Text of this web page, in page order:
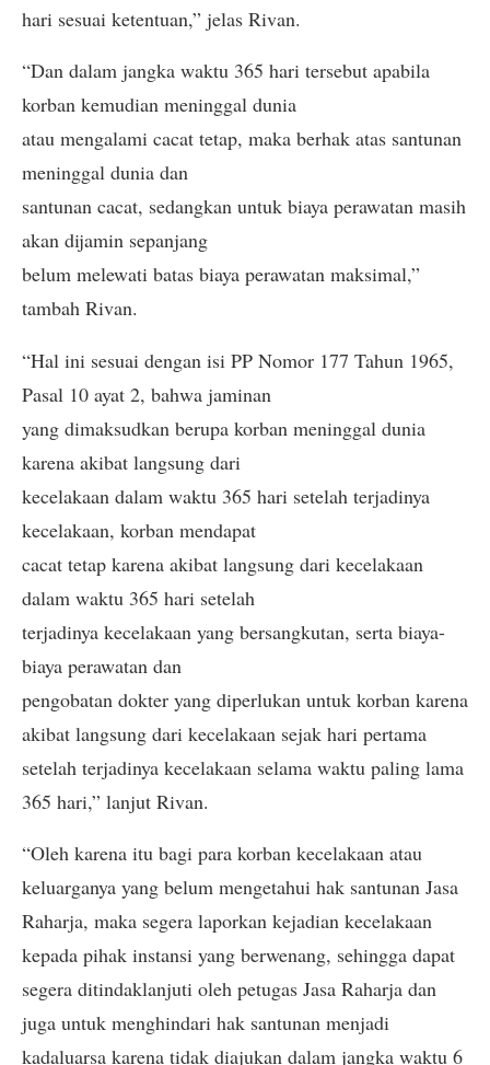
hari sesuai ketentuan,” jelas Rivan.
“Dan dalam jangka waktu 365 hari tersebut apabila
korban kemudian meninggal dunia
atau mengalami cacat tetap, maka berhak atas santunan
meninggal dunia dan
santunan cacat, sedangkan untuk biaya perawatan masih
akan dijamin sepanjang
belum melewati batas biaya perawatan maksimal,”
tambah Rivan.
“Hal ini sesuai dengan isi PP Nomor 177 Tahun 1965,
Pasal 10 ayat 2, bahwa jaminan
yang dimaksudkan berupa korban meninggal dunia
karena akibat langsung dari
kecelakaan dalam waktu 365 hari setelah terjadinya
kecelakaan, korban mendapat
cacat tetap karena akibat langsung dari kecelakaan
dalam waktu 365 hari setelah
terjadinya kecelakaan yang bersangkutan, serta biaya-
biaya perawatan dan
pengobatan dokter yang diperlukan untuk korban karena
akibat langsung dari kecelakaan sejak hari pertama
setelah terjadinya kecelakaan selama waktu paling lama
365 hari,” lanjut Rivan.
“Oleh karena itu bagi para korban kecelakaan atau
keluarganya yang belum mengetahui hak santunan Jasa
Raharja, maka segera laporkan kejadian kecelakaan
kepada pihak instansi yang berwenang, sehingga dapat
segera ditindaklanjuti oleh petugas Jasa Raharja dan
juga untuk menghindari hak santunan menjadi
kadaluarsa karena tidak diajukan dalam jangka waktu 6